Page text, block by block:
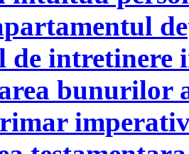
de intretinere
bunurilor